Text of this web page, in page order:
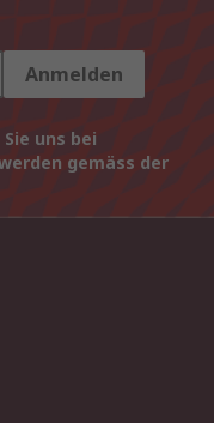
Anmelden
uns bei
gemäss der